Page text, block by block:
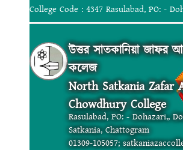
College Code : 4347 Rasulabad, PO: -
উত্তর সাতকানিয়া জাফর
কলেজ
North Satkania Zafar
Chowdhury College
Rasulabad, PO: - Dohazari,,
Satkania, Chattogram
01309-105057;